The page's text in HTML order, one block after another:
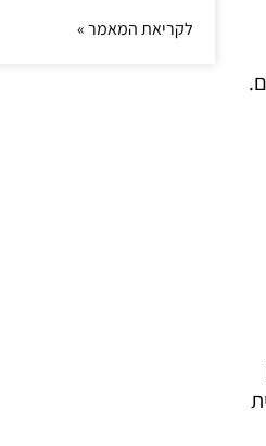
לקריאת המאמר »